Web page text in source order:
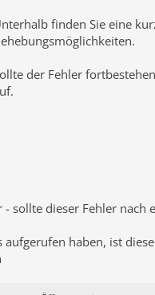
finden Sie eine
der Fehler
sollte dieser Fehler
aufgerufen haben, ist